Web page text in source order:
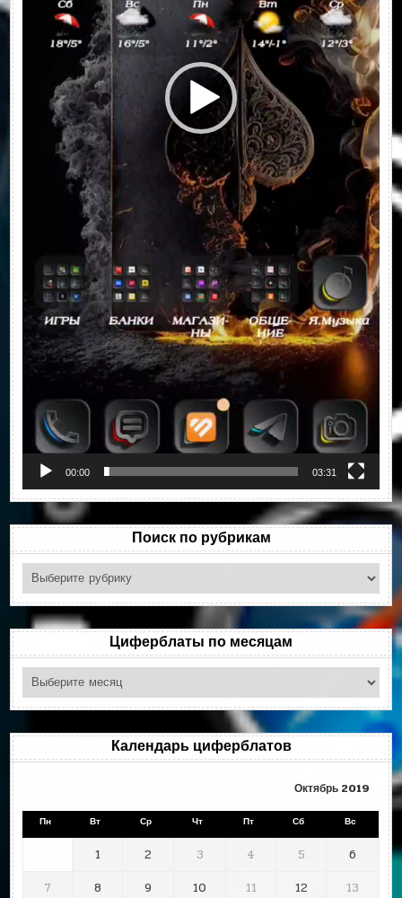
00:00 03:31
Поиск по рубрикам
Поиск
рубрикам
Циферблаты по месяцам
Циферблаты
месяцам
Календарь циферблатов
Октябрь 2019
Пн Вт Ср Чт Пт Сб Вс
1 2 3 4 5
6
7
8 9 10 11 12
13